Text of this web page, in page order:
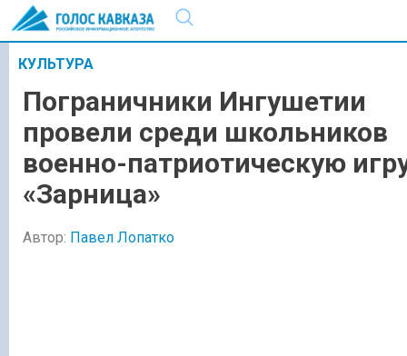
КУЛЬТУРА
Пограничники Ингушетии
провели среди школьников
военно-патриотическую
«Зарница»
Автор: Павел Лопатко